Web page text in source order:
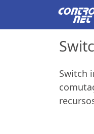
Switch